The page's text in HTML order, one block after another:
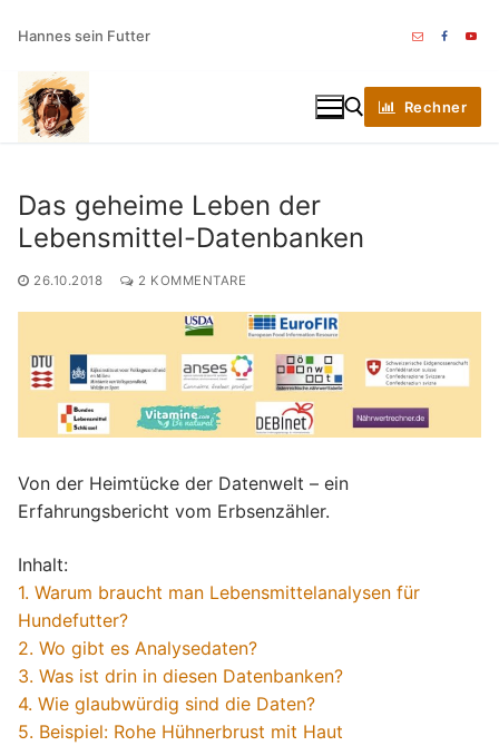
Inhalt
springen
Hannes sein Futter
Suchen nach:
Rechner
Das geheime Leben der
Lebensmittel-Datenbanken
26.10.2018 2 KOMMENTARE
Von der Heimtücke der Datenwelt – ein
Erfahrungsbericht vom Erbsenzähler.
Inhalt:
1. Warum braucht man Lebensmittelanalysen für
Hundefutter?
2. Wo gibt es Analysedaten?
3. Was ist drin in diesen Datenbanken?
4. Wie glaubwürdig sind die Daten?
5. Beispiel: Rohe Hühnerbrust mit Haut